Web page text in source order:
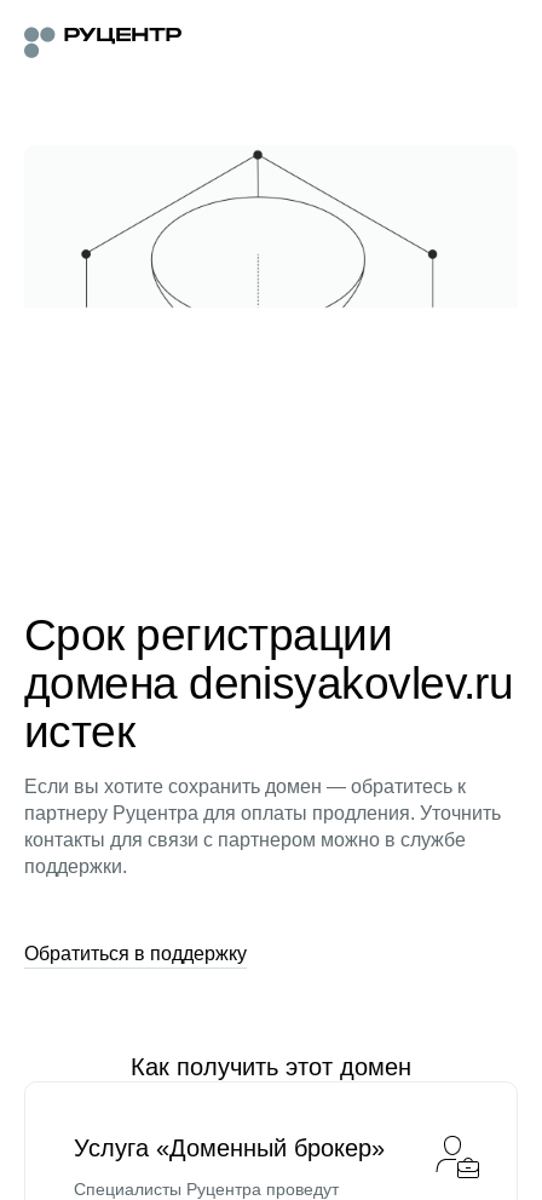
Срок регистрации
домена denisyakovlev.ru
истек
Если вы хотите сохранить домен — обратитесь к
партнеру Руцентра для оплаты продления. Уточнить
контакты для связи с партнером можно в службе
поддержки.
Обратиться в поддержку
Как получить этот домен
Услуга «Доменный брокер»
Специалисты Руцентра проведут